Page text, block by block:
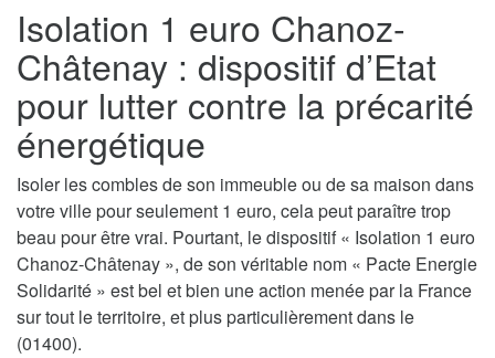
Isolation 1 euro Chanoz-
Châtenay : dispositif d’Etat
pour lutter contre la précarité
énergétique
Isoler les combles de son immeuble ou de sa maison dans
votre ville pour seulement 1 euro, cela peut paraître trop
beau pour être vrai. Pourtant, le dispositif « Isolation 1 euro
Chanoz-Châtenay », de son véritable nom « Pacte Energie
Solidarité » est bel et bien une action menée par la France
sur tout le territoire, et plus particulièrement dans le
(01400).